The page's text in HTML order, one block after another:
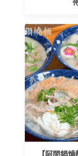
【阿閔鍋